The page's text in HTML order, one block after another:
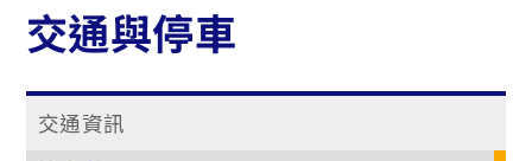
交通與停車
交通資訊